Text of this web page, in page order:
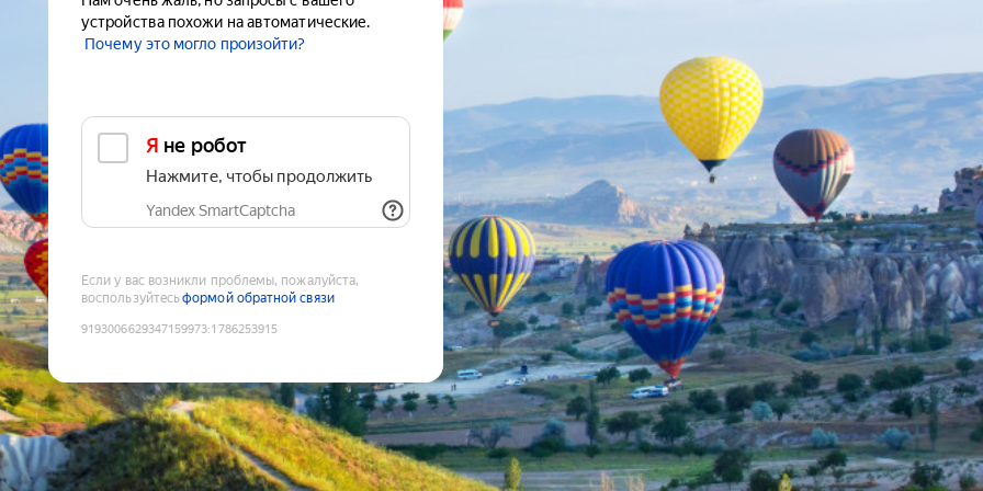
устройства похожи на автоматические.
Почему это могло произойти?
Я не робот
Нажмите, чтобы продолжить
Yandex SmartCaptcha
Если у вас возникли проблемы, пожалуйста,
воспользуйтесьформой обратной связи
9193006629347159973:1786253915